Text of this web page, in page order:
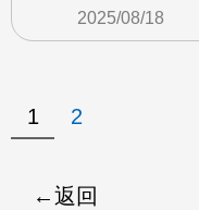
2025/08/18
1 2
返回